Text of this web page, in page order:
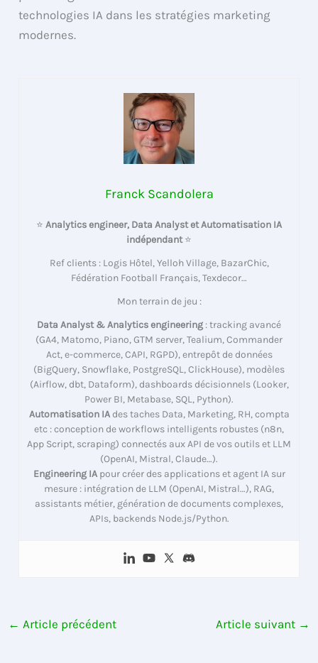
technologies IA dans les stratégies marketing
modernes.
Franck Scandolera
⭐ Analytics engineer, Data Analyst et Automatisation IA
indépendant⭐
Ref clients : Logis Hôtel, Yelloh Village, BazarChic,
Fédération Football Français, Texdecor…
Mon terrain de jeu :
Data Analyst & Analytics engineering : tracking avancé
(GA4, Matomo, Piano, GTM server, Tealium, Commander
Act, e-commerce, CAPI, RGPD), entrepôt de données
(BigQuery, Snowflake, PostgreSQL, ClickHouse), modèles
(Airflow, dbt, Dataform), dashboards décisionnels (Looker,
Power BI, Metabase, SQL, Python).
Automatisation IAdes taches Data, Marketing, RH, compta
etc : conception de workflows intelligents robustes (n8n,
App Script, scraping) connectés aux API de vos outils et LLM
(OpenAI, Mistral, Claude…).
Engineering IApour créer des applications et agent IA sur
mesure : intégration de LLM (OpenAI, Mistral…), RAG,
assistants métier, génération de documents complexes,
APIs, backends Node.js/Python.
← Article précédent Article suivant →